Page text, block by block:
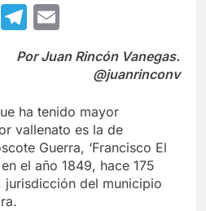
LinkedIn
Telegram
Por Juan Rincón Vanegas.
@juanrinconv
ha tenido mayor
vallenato es la de
Guerra, ‘Francisco El
el año 1849, hace 175
jurisdicción del municipio